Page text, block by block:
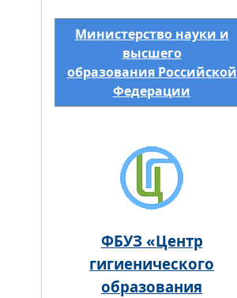
Министерство науки и
высшего
образования Российской
Федерации
ФБУЗ «Центр
гигиенического
образования